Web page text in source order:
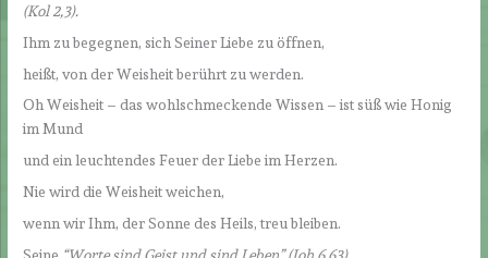
(Kol 2,3).
Ihm zu begegnen, sich Seiner Liebe zu öffnen,
heißt, von der Weisheit berührt zu werden.
Oh Weisheit – das wohlschmeckende Wissen – ist süß wie Honig
im Mund
und ein leuchtendes Feuer der Liebe im Herzen.
Nie wird die Weisheit weichen,
wenn wir Ihm, der Sonne des Heils, treu bleiben.
Seine “Worte sind Geist und sind Leben” (Joh 6,63).